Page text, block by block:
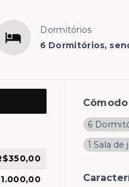
Dormitórios
6 Dormitórios,
6
1 Sala de